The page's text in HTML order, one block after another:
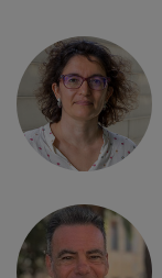
Lista de